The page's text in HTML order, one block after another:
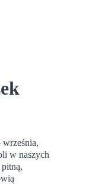
w naszych